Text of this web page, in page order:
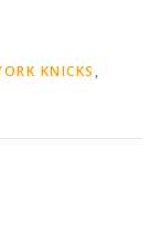
KNICKS ,